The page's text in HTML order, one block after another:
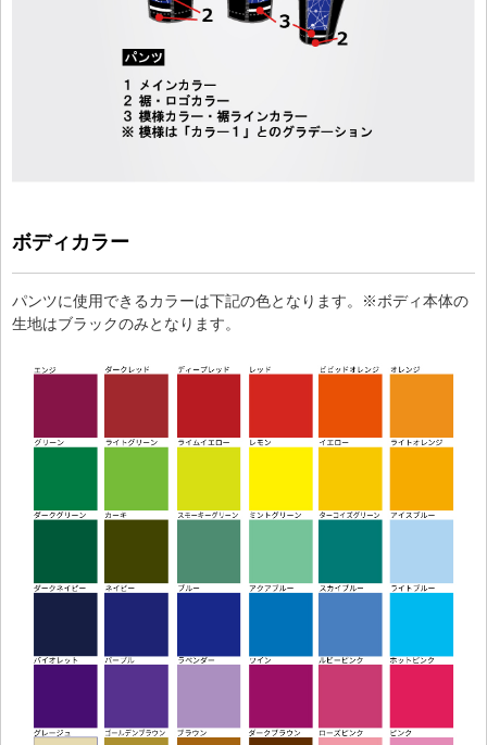
ボディカラー
パンツに使用できるカラーは下記の色となります。※ボディ本体の
生地はブラックのみとなります。